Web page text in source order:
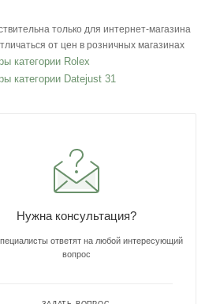
только для интернет-магазина
от цен в розничных магазинах
категории Rolex
категории Datejust 31
Нужна консультация?
ответят на любой интересующий
вопрос